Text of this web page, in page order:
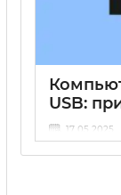
USB:
17 05 2025